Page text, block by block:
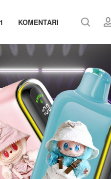
KOMENTARI